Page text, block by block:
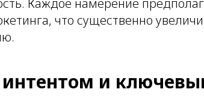
Каждое намерение
что существенно
и